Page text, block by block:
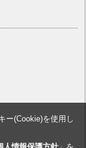
ー(Cookie)を使用し